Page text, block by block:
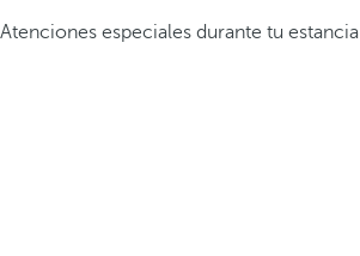
Atenciones especiales durante tu estancia